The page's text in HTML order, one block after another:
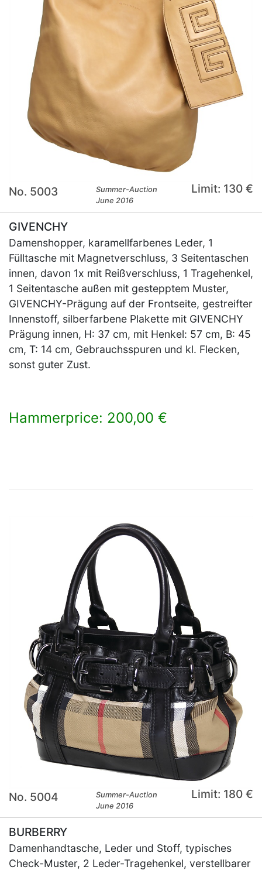
No. 5003
Summer-Auction
June 2016
Limit: 130 €
GIVENCHY
Damenshopper, karamellfarbenes Leder, 1
Fülltasche mit Magnetverschluss, 3 Seitentaschen
innen, davon 1x mit Reißverschluss, 1 Tragehenkel,
1 Seitentasche außen mit gestepptem Muster,
GIVENCHY-Prägung auf der Frontseite, gestreifter
Innenstoff, silberfarbene Plakette mit GIVENCHY
Prägung innen, H: 37 cm, mit Henkel: 57 cm, B: 45
cm, T: 14 cm, Gebrauchsspuren und kl. Flecken,
sonst guter Zust.
Hammerprice: 200,00 €
No. 5004
Summer-Auction
June 2016
Limit: 180 €
BURBERRY
Damenhandtasche, Leder und Stoff, typisches
Check-Muster, 2 Leder-Tragehenkel, verstellbarer